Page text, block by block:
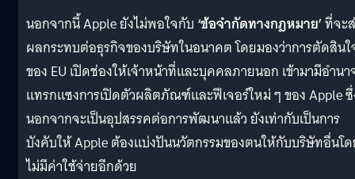
นอกจากนี้ Apple ยังไม่พอใจกับ ‘ข้อจำกัดทางกฎหมาย’ที่จะ
ผลกระทบต่อธุรกิจของบริษัทในอนาคต โดยมองว่าการตัดสิน
ของ EU เปิดช่องให้เจ้าหน้าที่และบุคคลภายนอก เข้ามามีอำนา
แทรกแซงการเปิดตัวผลิตภัณฑ์และฟีเจอร์ใหม่ ๆ ของ Apple
นอกจากจะเป็นอุปสรรคต่อการพัฒนาแล้ว ยังเท่ากับเป็นการ
บังคับให้ Apple ต้องแบ่งปันนวัตกรรมของตนให้กับบริษัทอื่นโ
ไม่มีค่าใช้จ่ายอีกด้วย